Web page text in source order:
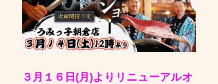
３月１６日(月)よりリニューアルオ